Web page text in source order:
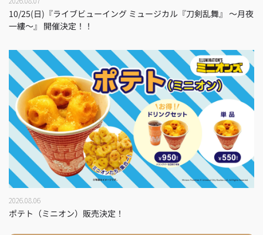
10/25(日)『ライブビューイング ミュージカル『刀剣乱舞』 ～月夜
一縷～』 開催決定！！
2026.08.06
ポテト（ミニオン）販売決定！